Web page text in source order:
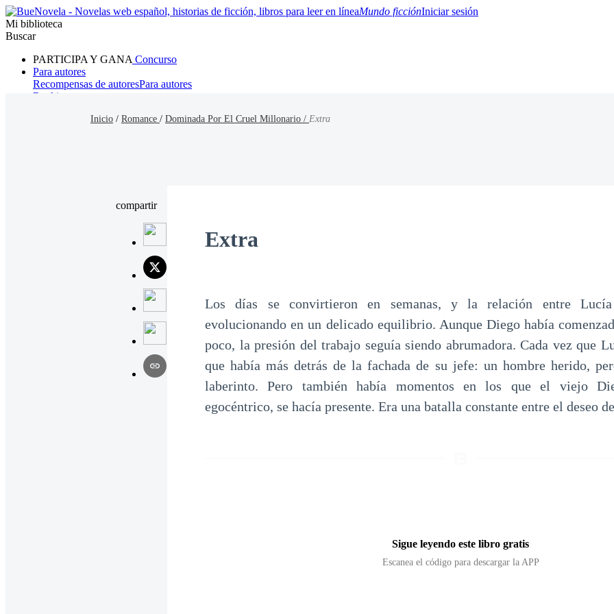
Mundo ficciónIniciar sesión
Mi biblioteca
Buscar
PARTICIPA Y GANA Concurso
Para autores
Recompensas de autoresPara autores
Ranking
Inicio / Romance / Dominada Por El Cruel Millonario / Extra
compartir
Extra
Los días se convirtieron en semanas, y la relación entre
evolucionando en un delicado equilibrio. Aunque Diego había
poco, la presión del trabajo seguía siendo abrumadora. Cada vez que
que había más detrás de la fachada de su jefe: un hombre herido,
laberinto. Pero también había momentos en los que el viejo
egocéntrico, se hacía presente. Era una batalla constante entre el deseo
Sigue leyendo este libro gratis
Escanea el código para descargar la APP